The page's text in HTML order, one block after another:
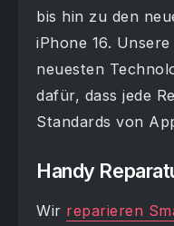
bis hin zu den
iPhone 16.
neuesten
dafür, dass jede
Standards von
Handy
Wir reparieren